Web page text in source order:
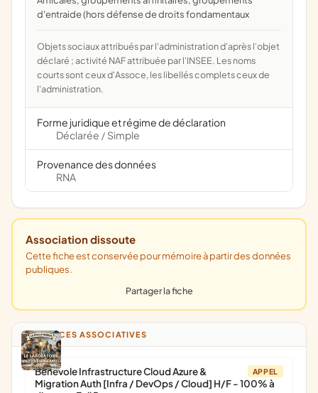
d'entraide (hors défense de droits fondamentaux
Objets sociaux attribués par l'administration d'après l'objet
déclaré ; activité NAF attribuée par l'INSEE. Les noms
courts sont ceux d'Assoce, les libellés complets ceux de
l'administration.
Forme juridique et régime de déclaration
Déclarée / Simple
Provenance des données
RNA
Association dissoute
Cette fiche est conservée pour mémoire à partir des données
publiques.
Partager la fiche
ANNONCES ASSOCIATIVES
APPEL
Bénévole Infrastructure Cloud Azure &
Migration Auth [Infra / DevOps / Cloud] H/F - 100% à